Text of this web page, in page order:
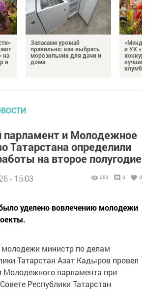
на
и
Запасаем урожай
правильно: как выбрать
морозильник для дачи и
дома
и УК
лучший
клумбу
и Молодежное
Татарстана определили
на второе полугодие
- 15:03 253 0 0
уделено вовлечению молодежи
министр по делам
Татарстан Азат Кадыров провел
Молодежного парламента при
Республики Татарстан